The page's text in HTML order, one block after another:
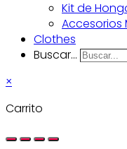
Kit de
Accesorios
Clothes
Buscar...
×
Carrito